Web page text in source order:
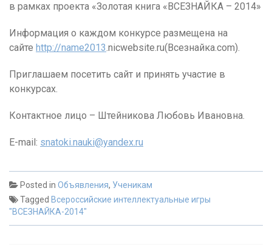
в рамках проекта «Золотая книга «ВСЕЗНАЙКА – 2014»
Информация о каждом конкурсе размещена на
сайте http://name2013.nicwebsite.ru(Всезнайка.com).
Приглашаем посетить сайт и принять участие в
конкурсах.
Контактное лицо – Штейникова Любовь Ивановна.
E-mail: snatoki.nauki@yandex.ru
Posted in Объявления, Ученикам
Tagged Всероссийские интеллектуальные игры
"ВСЕЗНАЙКА-2014"